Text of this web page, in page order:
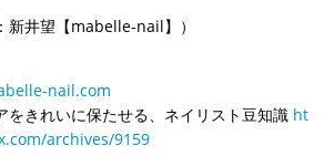
新井望【mabelle-nail】）
nail.com
をきれいに保たせる、ネイリスト豆知識 ht
archives/9159